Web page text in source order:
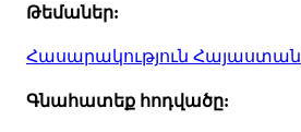
Թեմաներ:
Հասարակություն Հայաստան
Գնահատեք հոդվածը: